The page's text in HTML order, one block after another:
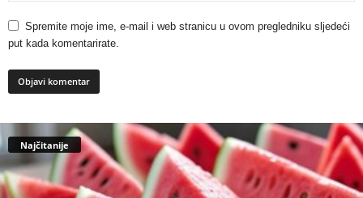
Spremite moje ime, e-mail i web stranicu u ovom pregledniku sljedeći
put kada komentarirate.
Najčitanije